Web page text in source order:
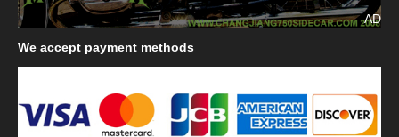
AD
We accept payment methods